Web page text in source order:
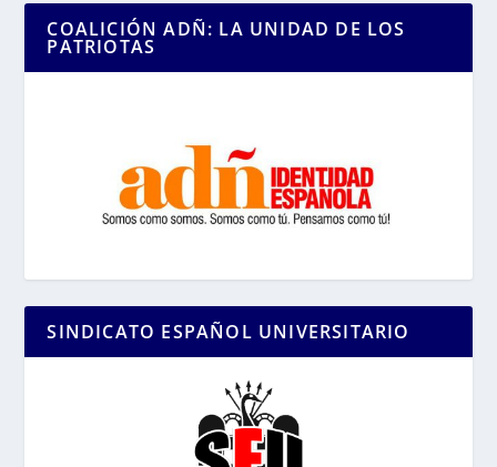
COALICIÓN ADÑ: LA UNIDAD DE LOS
PATRIOTAS
SINDICATO ESPAÑOL UNIVERSITARIO